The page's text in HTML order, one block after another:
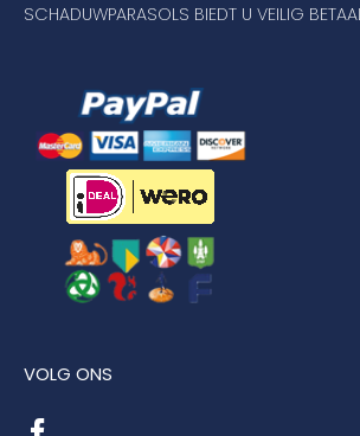
SCHADUWPARASOLS BIEDT U VEILIG
VOLG ONS